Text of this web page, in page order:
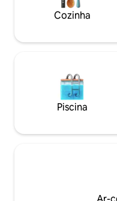
você sempre pode curtir
pássaros e da brisa.O
espaçosa.O
moradia tem uma
tijolo duplo, é estável e
no inverno e quente no
verão.Os 8 quartos
com ar-condicionado
aquecimento separados,
contaminação
aquecedor a gás natural
também tem 2 cozinhas
Cozinha
Piscina